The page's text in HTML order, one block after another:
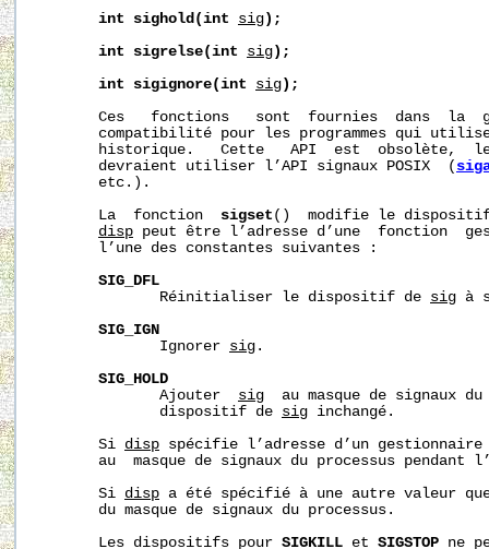
int
sighold(int sig );
int
sigrelse(int sig );
int
sigignore(int sig );
Ces   fonctions   sont  fournies  dans  la
compatibilité pour les programmes qui
historique.   Cette   API  est  obsolète,
       devraient utiliser l’API signaux POSIX  (
       etc.).
       La  fonction
sigset ()  modifie le
disp peut être l’adresse d’une  fonction
       l’une des constantes suivantes :
SIG_DFL
              Réinitialiser le dispositif de
sig à
SIG_IGN
              Ignorer
sig .
SIG_HOLD
              Ajouter
sig
au masque de signaux
              dispositif de
sig inchangé.
       Si
disp spécifie l’adresse d’un
au  masque de signaux du processus pendant
       Si
disp a été spécifié à une autre valeur
       du masque de signaux du processus.
       Les dispositifs pour
SIGKILL et SIGSTOP ne